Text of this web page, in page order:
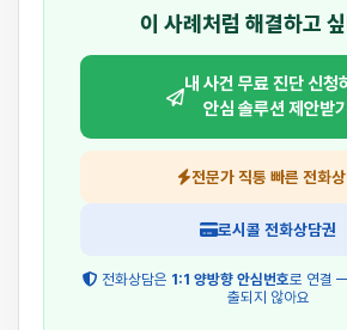
이 사례처럼 해결하고
내 사건 무료 진단 신청
안심 솔루션 제안받기
전문가 직통 빠른 전화
로시콜 전화상담권
전화상담은 1:1 양방향 안심번호로 연결
출되지 않아요